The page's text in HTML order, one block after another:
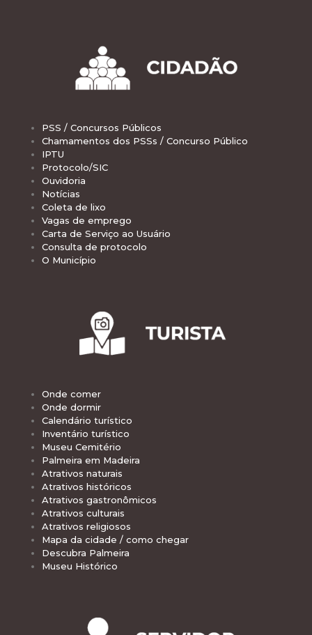
PSS / Concursos Públicos
Chamamentos dos PSSs / Concurso Público
IPTU
Protocolo/SIC
Ouvidoria
Notícias
Coleta de lixo
Vagas de emprego
Carta de Serviço ao Usuário
Consulta de protocolo
O Município
Onde comer
Onde dormir
Calendário turístico
Inventário turístico
Museu Cemitério
Palmeira em Madeira
Atrativos naturais
Atrativos históricos
Atrativos gastronômicos
Atrativos culturais
Atrativos religiosos
Mapa da cidade / como chegar
Descubra Palmeira
Museu Histórico